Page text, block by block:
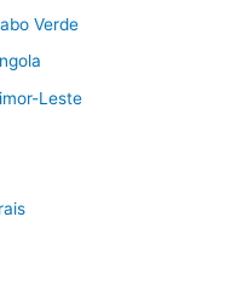
Verde
Leste